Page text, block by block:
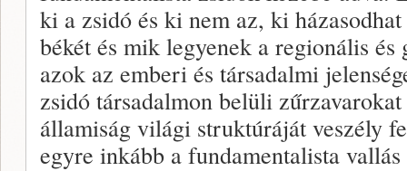
ki a zsidó és ki nem az, ki
békét és mik legyenek a regionális
azok az emberi és társadalmi
zsidó társadalmon belüli
államiság világi struktúráját veszély
egyre inkább a fundamentalista